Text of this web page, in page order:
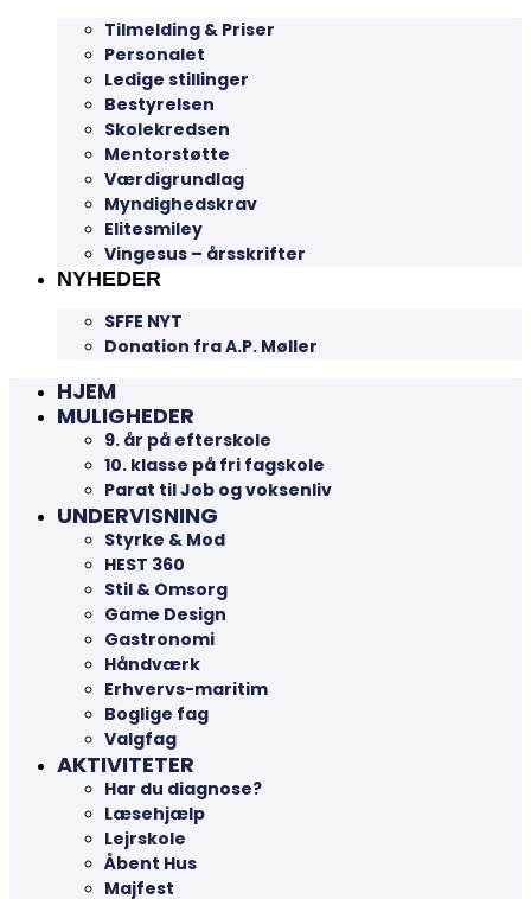
Tilmelding & Priser
Personalet
Ledige stillinger
Bestyrelsen
Skolekredsen
Mentorstøtte
Værdigrundlag
Myndighedskrav
Elitesmiley
Vingesus – årsskrifter
NYHEDER
SFFE NYT
Donation fra A.P. Møller
HJEM
MULIGHEDER
9. år på efterskole
10. klasse på fri fagskole
Parat til Job og voksenliv
UNDERVISNING
Styrke & Mod
HEST 360
Stil & Omsorg
Game Design
Gastronomi
Håndværk
Erhvervs-maritim
Boglige fag
Valgfag
AKTIVITETER
Har du diagnose?
Læsehjælp
Lejrskole
Åbent Hus
Majfest